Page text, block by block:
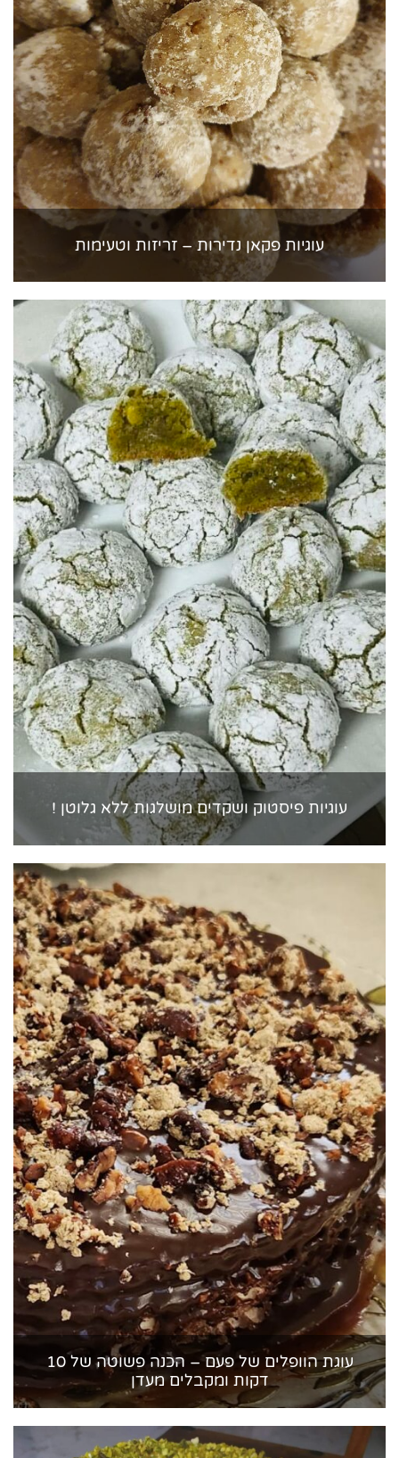
עוגיות פקאן נדירות – זריזות וטעימות
עוגיות פיסטוק ושקדים מושלגות ללא גלוטן !
עוגת הוופלים של פעם – הכנה פשוטה של 10
דקות ומקבלים מעדן